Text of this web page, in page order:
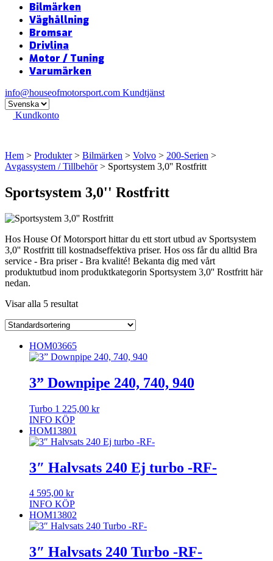
Bilmärken
Väghållning
Bromsar
Drivlina
Motor / Tuning
Varumärken
info@houseofmotorsport.com Kundtjänst
Kundkonto
Hem > Produkter> Bilmärken > Volvo > 200-Serien >
Avgassystem / Tillbehör> Sportsystem 3,0'' Rostfritt
Sportsystem 3,0'' Rostfritt
Hos House Of Motorsport hittar du ett stort utbud av Sportsystem
3,0'' Rostfritt till kostnadseffektiva priser. Hos oss får du alltid Bra
service - Bra priser - Bra kvalité! Bekanta dig med vårt
produktutbud inom produktkategorin Sportsystem 3,0'' Rostfritt här
nedan.
Visar alla 5 resultat
HOM03665
3” Downpipe 240, 740, 940
Turbo 1 225,00 kr
INFO KÖP
HOM13801
3″ Halvsats 240 Ej turbo -RF-
4 595,00 kr
INFO KÖP
HOM13802
3″ Halvsats 240 Turbo -RF-